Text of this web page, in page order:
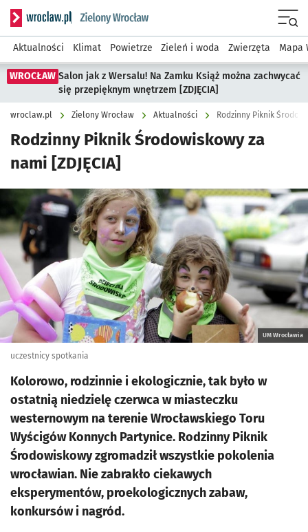
Serwis informacyjny wroclaw.pl podserwis: Środowisko we
Aktualności Klimat Powietrze Zieleń i woda Zwierzęta Mapa
WROCŁAW Salon jak z Wersalu! Na Zamku Książ można zachwycać
się przepięknym wnętrzem [ZDJĘCIA]
wroclaw.pl Zielony Wrocław Aktualności Rodzinny Piknik
Rodzinny Piknik Środowiskowy za
nami [ZDJĘCIA]
Kliknij, aby powiększyć
UM Wrocławia
uczestnicy spotkania
Kolorowo, rodzinnie i ekologicznie, tak było w
ostatnią niedzielę czerwca w miasteczku
westernowym na terenie Wrocławskiego Toru
Wyścigów Konnych Partynice. Rodzinny Piknik
Środowiskowy zgromadził wszystkie pokolenia
wrocławian. Nie zabrakło ciekawych
eksperymentów, proekologicznych zabaw,
konkursów i nagród.